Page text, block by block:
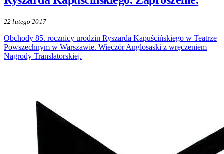
22 lutego 2017
Obchody 85. rocznicy urodzin Ryszarda Kapuścińskiego w Teatrze
Powszechnym w Warszawie. Wieczór Anglosaski z wręczeniem
Nagrody Translatorskiej.